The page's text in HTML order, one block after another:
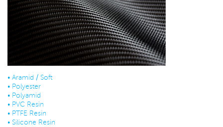
• Aramid / Soft
• Polyester
• Polyamid
• PVC Resin
• PTFE Resin
• Silicone Resin